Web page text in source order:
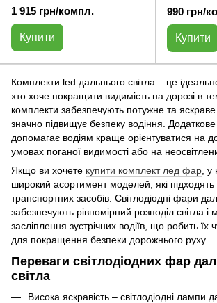
1 915 грн/компл.
Купити
990 грн/
Купити
Комплекти led дальнього світла – це
хто хоче покращити видимість на дорозі в
комплекти забезпечують потужне та
значно підвищує безпеку водіння. Додаткове
допомагає водіям краще орієнтуватися на
умовах поганої видимості або на
Якщо ви хочете купити комплект лед фар ,
широкий асортимент моделей, які підходять
транспортних засобів. Світлодіодні фари
забезпечують рівномірний розподіл світла і
засліплення зустрічних водіїв, що робить
для покращення безпеки дорожнього руху.
Переваги світлодіодних фар
світла
Висока яскравість – світлодіодні лампи